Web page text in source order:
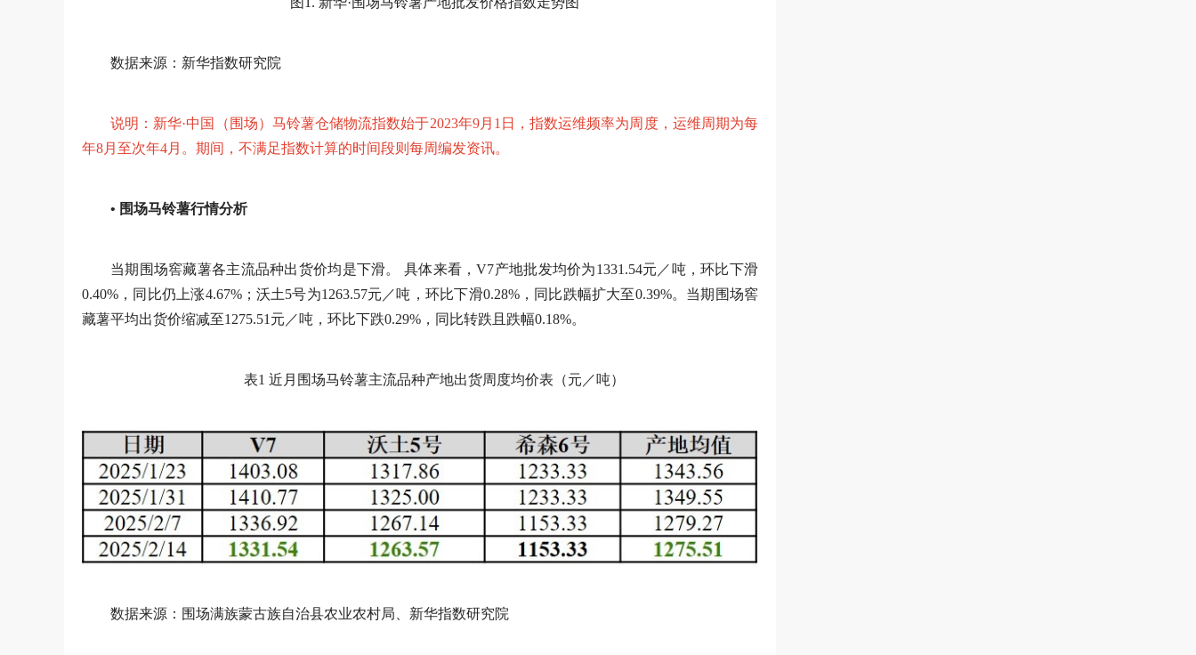
数据来源：新华指数研究院
说明：新华·中国（围场）马铃薯仓储物流指数始于2023年9月1日，指数运维频率为周度，运维周期为每
年8月至次年4月。期间，不满足指数计算的时间段则每周编发资讯。
• 围场马铃薯行情分析
当期围场窖藏薯各主流品种出货价均是下滑。 具体来看，V7产地批发均价为1331.54元／吨，环比下滑
0.40%，同比仍上涨4.67%；沃土5号为1263.57元／吨，环比下滑0.28%，同比跌幅扩大至0.39%。当期围场窖
藏薯平均出货价缩减至1275.51元／吨，环比下跌0.29%，同比转跌且跌幅0.18%。
表1 近月围场马铃薯主流品种产地出货周度均价表（元／吨）
数据来源：围场满族蒙古族自治县农业农村局、新华指数研究院